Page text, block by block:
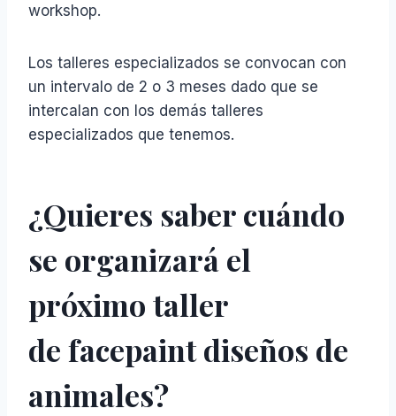
workshop.
Los talleres especializados se convocan con
un intervalo de 2 o 3 meses dado que se
intercalan con los demás talleres
especializados que tenemos.
¿Quieres saber cuándo
se organizará el
próximo taller
defacepaint diseños de
animales?